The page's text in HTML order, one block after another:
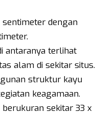
dengan
antaranya terlihat
alam di sekitar situs.
struktur kayu
keagamaan.
sekitar 33 x